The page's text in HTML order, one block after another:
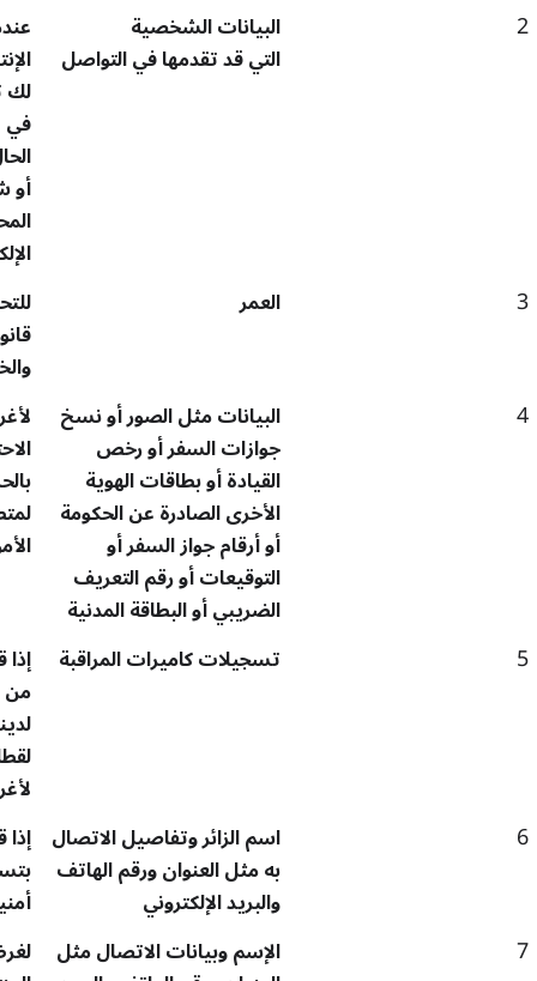
2 البيانات الشخصية
التي قد تقدمها في التواصل
لك
في
أو
3 العمر
4 البيانات مثل الصور أو نسخ
جوازات السفر أو رخص
القيادة أو بطاقات الهوية
الأخرى الصادرة عن الحكومة
أو أرقام جواز السفر أو
التوقيعات أو رقم التعريف
الضريبي أو البطاقة المدنية
5 تسجيلات كاميرات المراقبة
من
6 اسم الزائر وتفاصيل الاتصال
به مثل العنوان ورقم الهاتف
والبريد الإلكتروني
7 الإسم وبيانات الاتصال مثل